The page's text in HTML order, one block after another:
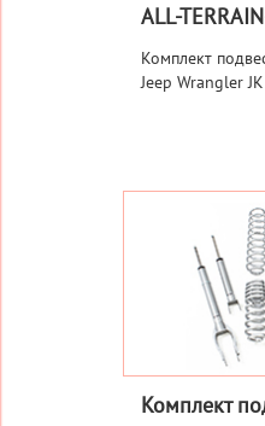
ALL-
Комплект
Jeep Wrangler
Комплект